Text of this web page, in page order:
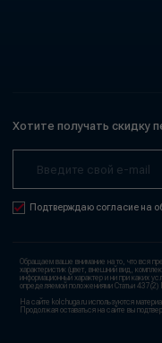
Хотите получать скидку
Подтверждаю согласие на
Обращаем ваше внимание на то, что вся
характеристик (цвет, внешний вид,
информационный характер и ни при каких
определяемой положениями Статьи
На сайте kolchuga.ru используются
Продолжая оставаться на сайте вы